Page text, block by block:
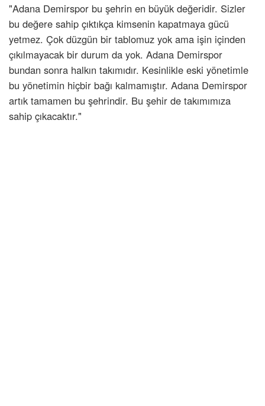
"Adana Demirspor bu şehrin en büyük değeridir. Sizler
bu değere sahip çıktıkça kimsenin kapatmaya gücü
yetmez. Çok düzgün bir tablomuz yok ama işin içinden
çıkılmayacak bir durum da yok. Adana Demirspor
bundan sonra halkın takımıdır. Kesinlikle eski yönetimle
bu yönetimin hiçbir bağı kalmamıştır. Adana Demirspor
artık tamamen bu şehrindir. Bu şehir de takımımıza
sahip çıkacaktır."